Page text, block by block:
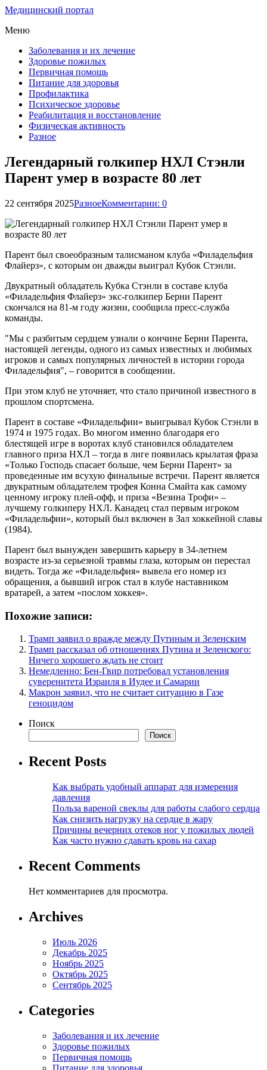
Медицинский портал
Меню
Заболевания и их лечение
Здоровье пожилых
Первичная помощь
Питание для здоровья
Профилактика
Психическое здоровье
Реабилитация и восстановление
Физическая активность
Разное
Легендарный голкипер НХЛ Стэнли
Парент умер в возрасте 80 лет
22 сентября 2025РазноеКомментарии: 0
Парент был своеобразным талисманом клуба «Филадельфия
Флайерз», с которым он дважды выиграл Кубок Стэнли.
Двукратный обладатель Кубка Стэнли в составе клуба
«Филадельфия Флайерз» экс-голкипер Берни Парент
скончался на 81-м году жизни, сообщила пресс-служба
команды.
"Мы с разбитым сердцем узнали о кончине Берни Парента,
настоящей легенды, одного из самых известных и любимых
игроков и самых популярных личностей в истории города
Филадельфия", – говорится в сообщении.
При этом клуб не уточняет, что стало причиной известного в
прошлом спортсмена.
Парент в составе «Филадельфии» выигрывал Кубок Стэнли в
1974 и 1975 годах. Во многом именно благодаря его
блестящей игре в воротах клуб становился обладателем
главного приза НХЛ – тогда в лиге появилась крылатая фраза
«Только Господь спасает больше, чем Берни Парент» за
проведенные им всухую финальные встречи. Парент является
двукратным обладателем трофея Конна Смайта как самому
ценному игроку плей-офф, и приза «Везина Трофи» –
лучшему голкиперу НХЛ. Канадец стал первым игроком
«Филадельфии», который был включен в Зал хоккейной славы
(1984).
Парент был вынужден завершить карьеру в 34-летнем
возрасте из-за серьезной травмы глаза, которым он перестал
видеть. Тогда же «Филадельфия» вывела его номер из
обращения, а бывший игрок стал в клубе наставником
вратарей, а затем «послом хоккея».
Похожие записи:
Трамп заявил о вражде между Путиным и Зеленским
Трамп рассказал об отношениях Путина и Зеленского:
Ничего хорошего ждать не стоит
Немедленно: Бен-Гвир потребовал установления
суверенитета Израиля в Иудее и Самарии
Макрон заявил, что не считает ситуацию в Газе
геноцидом
Поиск
Поиск
Recent Posts
Как выбрать удобный аппарат для измерения
давления
Польза вареной свеклы для работы слабого сердца
Как снизить нагрузку на сердце в жару
Причины вечерних отеков ног у пожилых людей
Как часто нужно сдавать кровь на сахар
Recent Comments
Нет комментариев для просмотра.
Archives
Июль 2026
Декабрь 2025
Ноябрь 2025
Октябрь 2025
Сентябрь 2025
Categories
Заболевания и их лечение
Здоровье пожилых
Первичная помощь
Питание для здоровья